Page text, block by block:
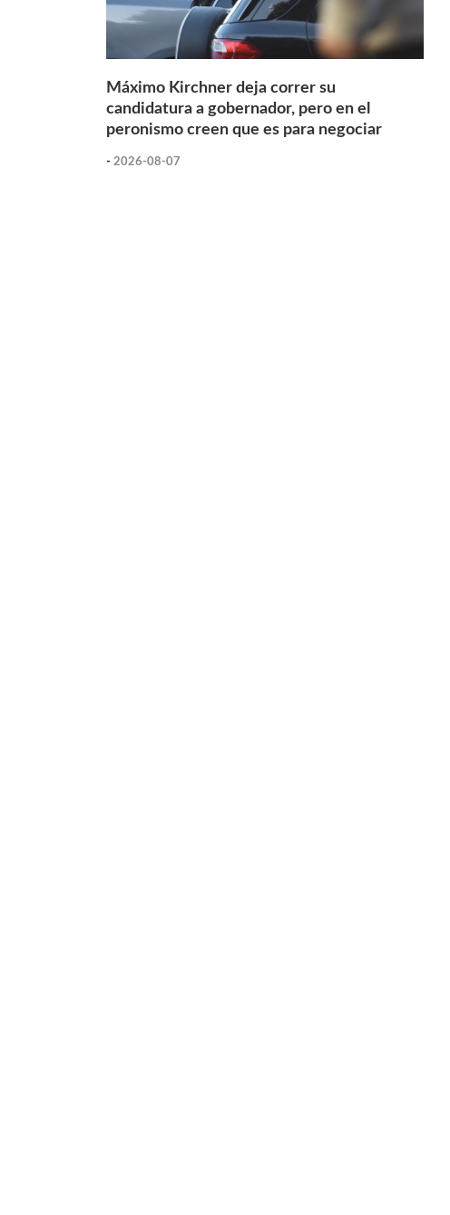
Máximo Kirchner deja correr su
candidatura a gobernador, pero en el
peronismo creen que es para negociar
- 2026-08-07